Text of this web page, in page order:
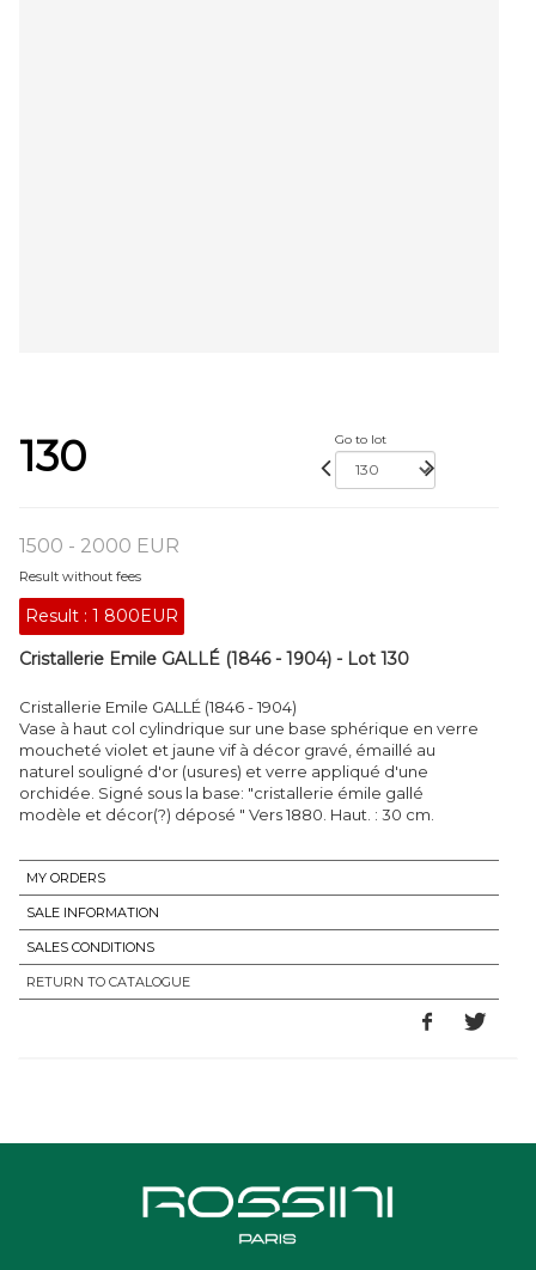
130 Go to lot
1500 - 2000 EUR
Result without fees
Result : 1 800EUR
Cristallerie Emile GALLÉ (1846 - 1904) - Lot 130
Cristallerie Emile GALLÉ (1846 - 1904)
Vase à haut col cylindrique sur une base sphérique en verre
moucheté violet et jaune vif à décor gravé, émaillé au
naturel souligné d'or (usures) et verre appliqué d'une
orchidée. Signé sous la base: "cristallerie émile gallé
modèle et décor(?) déposé " Vers 1880. Haut. : 30 cm.
MY ORDERS
SALE INFORMATION
SALES CONDITIONS
RETURN TO CATALOGUE